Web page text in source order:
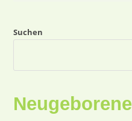
Suchen
Neugeborene